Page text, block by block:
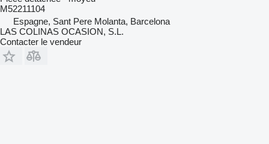
M52211104
Espagne, Sant Pere Molanta, Barcelona
LAS COLINAS OCASION, S.L.
Contacter le vendeur